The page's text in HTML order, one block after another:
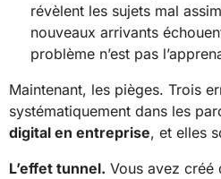
révèlent les sujets mal
nouveaux arrivants
problème n’est pas
Maintenant, les pièges. Trois
systématiquement dans les
digital en entreprise, et elles
L’effet tunnel. Vous avez créé